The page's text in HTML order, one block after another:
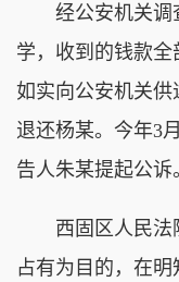
经公安机关调
学，收到的钱款
如实向公安机关
退还杨某。今年3
告人朱某提起公诉
西固区人民法
占有为目的，在